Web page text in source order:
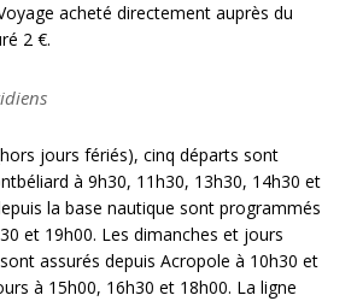
acheté directement auprès du
2 €.
jours fériés), cinq départs sont
à 9h30, 11h30, 13h30, 14h30 et
la base nautique sont programmés
et 19h00. Les dimanches et jours
assurés depuis Acropole à 10h30 et
à 15h00, 16h30 et 18h00. La ligne